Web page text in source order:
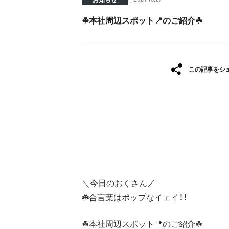
☘︎本社周辺スポット📍のご紹介☘︎
この記事をシ
＼今日のおくさん／
☘️合言葉はポップなイェイ！！
☘︎本社周辺スポット📍のご紹介☘︎